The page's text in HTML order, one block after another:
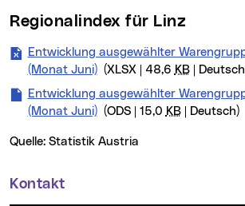
Regionalindex für Linz
Entwicklung ausgewählter
(Monat Juni)(XLSX | 48,6 KB|
Entwicklung ausgewählter
(Monat Juni)(ODS | 15,0 KB| Deutsch)
Quelle: Statistik Austria
Weitere Informationen
Kontakt